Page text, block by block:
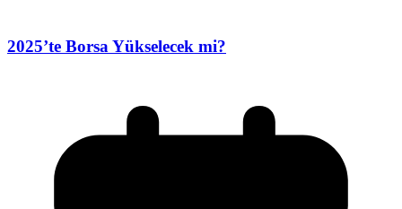
2025’te Borsa Yükselecek mi?